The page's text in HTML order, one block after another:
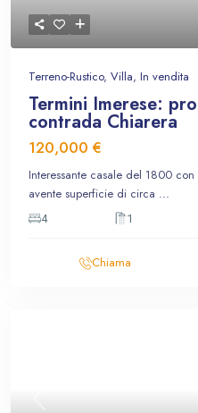
Terreno-Rustico, Villa, In vendita
Termini Imerese:
contrada Chiarera
120,000 €
Interessante casale del 1800
avente superficie di circa ...
4 1
Chiama